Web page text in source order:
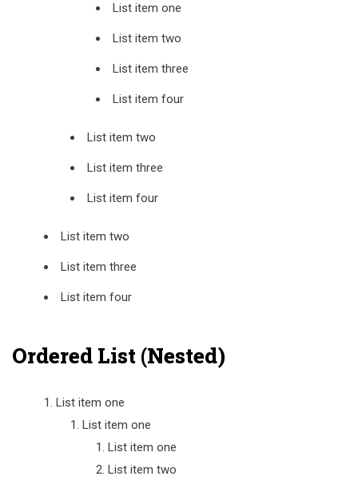
List item one
List item two
List item three
List item four
List item two
List item three
List item four
List item two
List item three
List item four
Ordered List (Nested)
List item one
List item one
List item one
List item two